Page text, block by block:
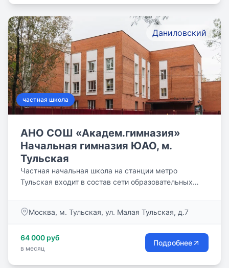
Даниловский
частная школа
АНО СОШ «Академ.гимназия»
Начальная гимназия ЮАО, м.
Тульская
Частная начальная школа на станции метро
Тульская входит в состав сети образовательных
Москва, м. Тульская, ул. Малая Тульская, д.7
64 000 руб
в месяц
Подробнее